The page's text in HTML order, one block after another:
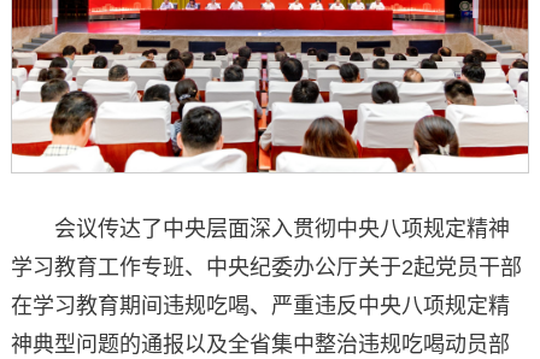
会议传达了中央层面深入贯彻中央八项规定精神
学习教育工作专班、中央纪委办公厅关于2起党员干部
在学习教育期间违规吃喝、严重违反中央八项规定精
神典型问题的通报以及全省集中整治违规吃喝动员部